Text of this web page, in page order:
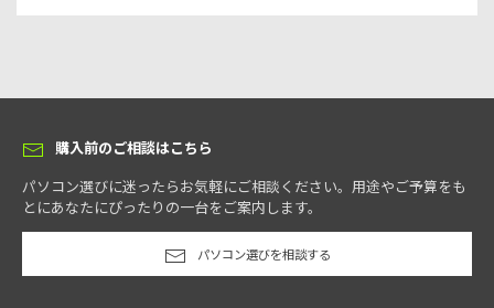
購入前のご相談はこちら
パソコン選びに迷ったらお気軽にご相談ください。用途やご予算をも
とにあなたにぴったりの一台をご案内します。
パソコン選びを相談する